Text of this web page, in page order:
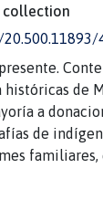
collection
de
a
de